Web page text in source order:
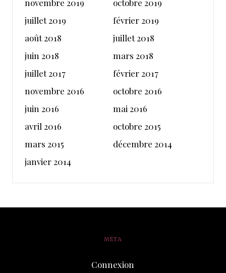
novembre 2019
octobre 2019
juillet 2019
février 2019
août 2018
juillet 2018
juin 2018
mars 2018
juillet 2017
février 2017
novembre 2016
octobre 2016
juin 2016
mai 2016
avril 2016
octobre 2015
mars 2015
décembre 2014
janvier 2014
MÉTA
Connexion